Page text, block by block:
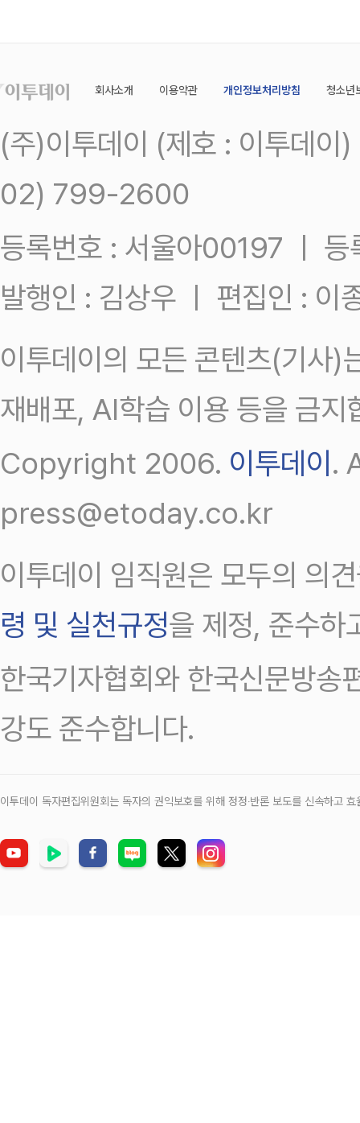
회사소개 이용약관 개인정보처리방침 청소년
(주)이투데이 (제호 : 이투데
02) 799-2600
등록번호 : 서울아00197 ㅣ
발행인 : 김상우 ㅣ 편집인 : 이
이투데이의 모든 콘텐츠(기사)
재배포, AI학습 이용 등을 금지
Copyright 2006. 이투데이 .
press@etoday.co.kr
이투데이 임직원은 모두의 의
령 및 실천규정을 제정, 준수하
한국기자협회와 한국신문방송
강도 준수합니다.
이투데이 독자편집위원회는 독자의 권익보호를 위해 정정‧반론 보도를 신속하고